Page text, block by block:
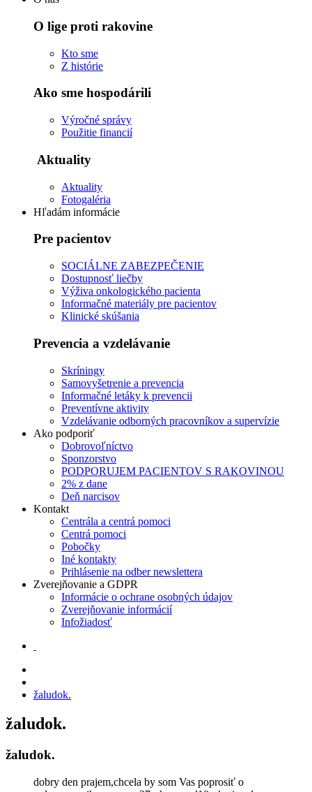
O lige proti rakovine
Kto sme
Z histórie
Ako sme hospodárili
Výročné správy
Použitie financií
Aktuality
Aktuality
Fotogaléria
Hľadám informácie
Pre pacientov
SOCIÁLNE ZABEZPEČENIE
Dostupnosť liečby
Výživa onkologického pacienta
Informačné materiály pre pacientov
Klinické skúšania
Prevencia a vzdelávanie
Skríningy
Samovyšetrenie a prevencia
Informačné letáky k prevencii
Preventívne aktivity
Vzdelávanie odborných pracovníkov a supervízie
Ako podporiť
Dobrovoľníctvo
Sponzorstvo
PODPORUJEM PACIENTOV S RAKOVINOU
2% z dane
Deň narcisov
Kontakt
Centrála a centrá pomoci
Centrá pomoci
Pobočky
Iné kontakty
Prihlásenie na odber newslettera
Zverejňovanie a GDPR
Informácie o ochrane osobných údajov
Zverejňovanie informácií
Infožiadosť
žaludok.
žaludok.
žaludok.
dobry den prajem,chcela by som Vas poprosiť o